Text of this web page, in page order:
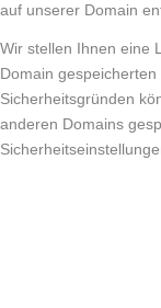
auf unserer Domain
Wir stellen Ihnen eine
Domain
Sicherheitsgründen
anderen Domains